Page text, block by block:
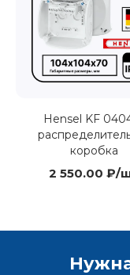
Hensel KF
коробка
2 550.00 ₽/